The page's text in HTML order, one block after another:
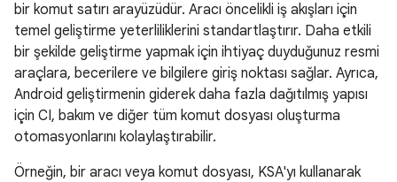
bir komut satırı arayüzüdür. Aracı öncelikli iş akışları için
temel geliştirme yeterliliklerini standartlaştırır. Daha etkili
bir şekilde geliştirme yapmak için ihtiyaç duyduğunuz resmi
araçlara, becerilere ve bilgilere giriş noktası sağlar. Ayrıca,
Android geliştirmenin giderek daha fazla dağıtılmış yapısı
için CI, bakım ve diğer tüm komut dosyası oluşturma
otomasyonlarını kolaylaştırabilir.
Örneğin, bir aracı veya komut dosyası, KSA'yı kullanarak